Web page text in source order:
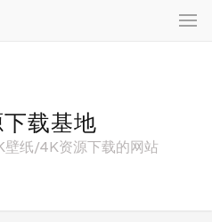
载基地
纸/4K资源下载的网站